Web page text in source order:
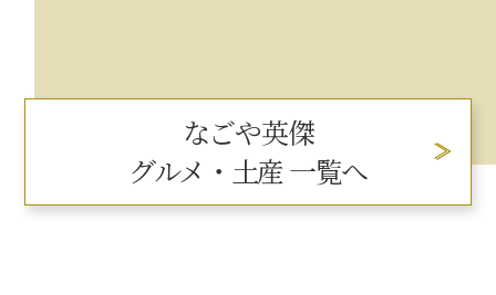
なごや英傑
グルメ・土産 一覧へ